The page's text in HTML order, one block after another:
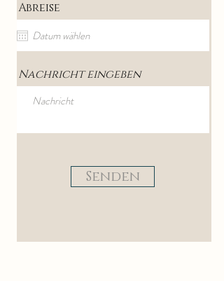
Abreise
Nachricht eingeben
Senden